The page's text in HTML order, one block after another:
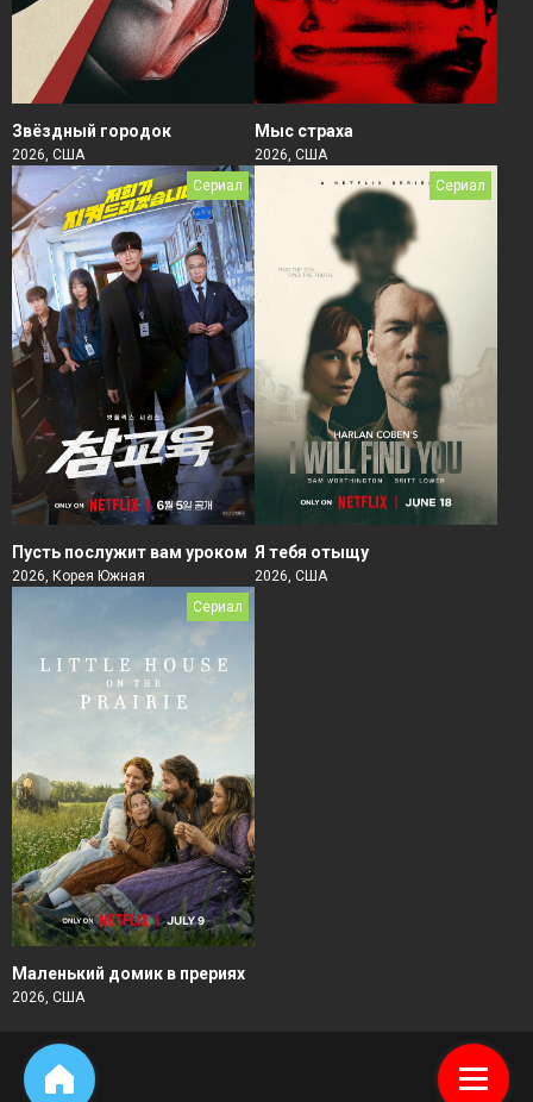
Звёздный городок
2026, США
Мыс страха
2026, США
Сериал
Пусть послужит вам уроком
2026, Корея Южная
Сериал
Я тебя отыщу
2026, США
Сериал
Маленький домик в прериях
2026, США